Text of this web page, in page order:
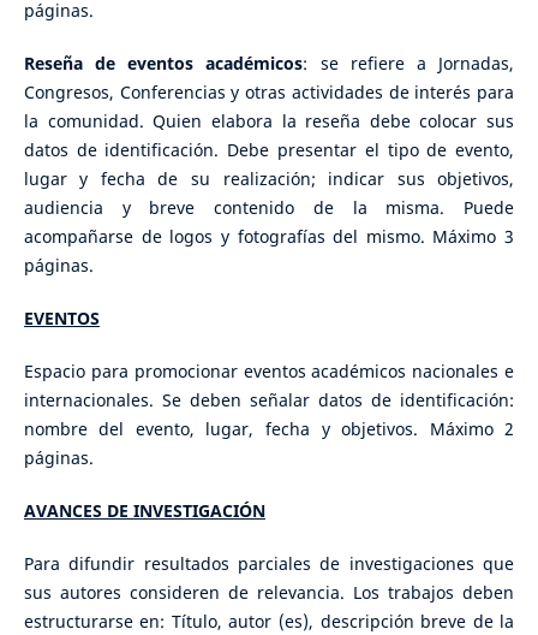
páginas.
Reseña de eventos académicos: se refiere a Jornadas,
Congresos, Conferencias y otras actividades de interés para
la comunidad. Quien elabora la reseña debe colocar sus
datos de identificación. Debe presentar el tipo de evento,
lugar y fecha de su realización; indicar sus objetivos,
audiencia y breve contenido de la misma. Puede
acompañarse de logos y fotografías del mismo. Máximo 3
páginas.
EVENTOS
Espacio para promocionar eventos académicos nacionales e
internacionales. Se deben señalar datos de identificación:
nombre del evento, lugar, fecha y objetivos. Máximo 2
páginas.
AVANCES DE INVESTIGACIÓN
Para difundir resultados parciales de investigaciones que
sus autores consideren de relevancia. Los trabajos deben
estructurarse en: Título, autor (es), descripción breve de la